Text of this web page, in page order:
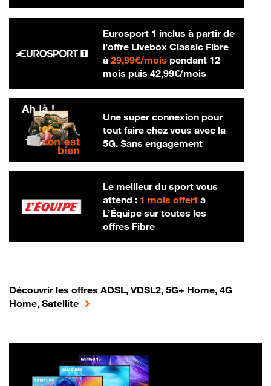
Eurosport 1 inclus à partir de
l’offre Livebox Classic Fibre
à 29,99€/mois29,99 € par mois
pendant 12
mois puis 42,99€/mois42,99 € par
Une super connexion pour
tout faire chez vous avec la
5G. Sans engagement
Le meilleur du sport vous
attend : 1 mois offertà
L’Équipe sur toutes les
offres Fibre
Découvrir les offres ADSL, VDSL2, 5G+ Home, 4G
Home, Satellite